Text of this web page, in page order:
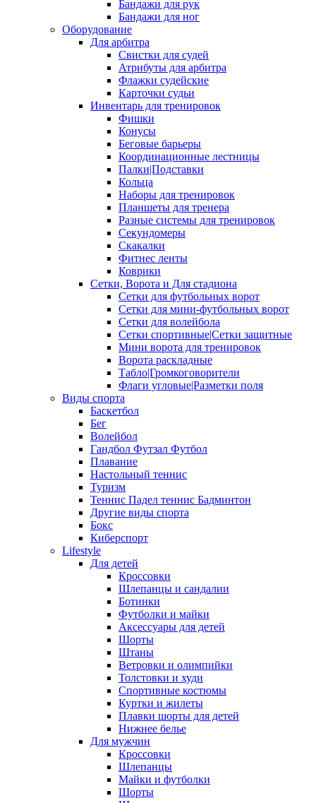
Бандажи для рук
Бандажи для ног
Оборудование
Для арбитра
Свистки для судей
Атрибуты для арбитра
Флажки судейские
Карточки судьи
Инвентарь для тренировок
Фишки
Конусы
Беговые барьеры
Координационные лестницы
Палки|Подставки
Кольца
Наборы для тренировок
Планшеты для тренера
Разные системы для тренировок
Секундомеры
Скакалки
Фитнес ленты
Коврики
Сетки, Ворота и Для стадиона
Сетки для футбольных ворот
Сетки для мини-футбольных ворот
Сетки для волейбола
Сетки спортивные|Сетки защитные
Мини ворота для тренировок
Ворота раскладные
Табло|Громкоговорители
Флаги угловые|Разметки поля
Виды спорта
Баскетбол
Бег
Волейбол
Гандбол Футзал Футбол
Плавание
Настольный теннис
Туризм
Теннис Падел теннис Бадминтон
Другие виды спорта
Бокс
Киберспорт
Lifestyle
Для детей
Кроссовки
Шлепанцы и сандалии
Ботинки
Футболки и майки
Аксессуары для детей
Шорты
Штаны
Ветровки и олимпийки
Толстовки и худи
Спортивные костюмы
Куртки и жилеты
Плавки шорты для детей
Нижнее белье
Для мужчин
Кроссовки
Шлепанцы
Майки и футболки
Шорты